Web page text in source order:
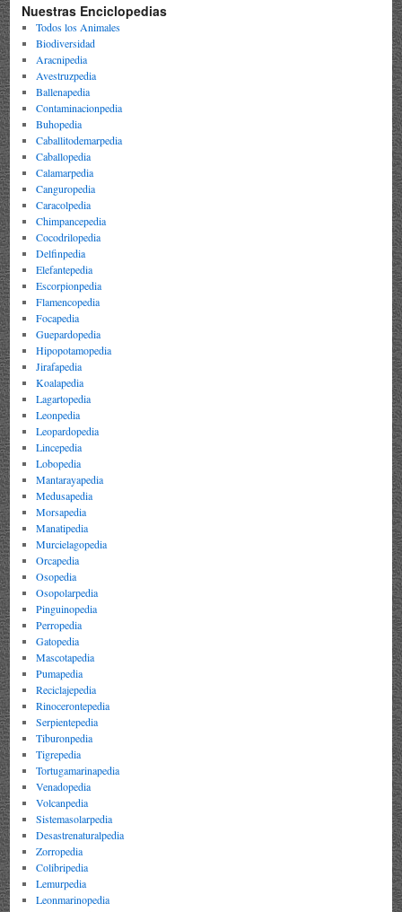
Nuestras Enciclopedias
Todos los Animales
Biodiversidad
Aracnipedia
Avestruzpedia
Ballenapedia
Contaminacionpedia
Buhopedia
Caballitodemarpedia
Caballopedia
Calamarpedia
Canguropedia
Caracolpedia
Chimpancepedia
Cocodrilopedia
Delfinpedia
Elefantepedia
Escorpionpedia
Flamencopedia
Focapedia
Guepardopedia
Hipopotamopedia
Jirafapedia
Koalapedia
Lagartopedia
Leonpedia
Leopardopedia
Lincepedia
Lobopedia
Mantarayapedia
Medusapedia
Morsapedia
Manatipedia
Murcielagopedia
Orcapedia
Osopedia
Osopolarpedia
Pinguinopedia
Perropedia
Gatopedia
Mascotapedia
Pumapedia
Reciclajepedia
Rinocerontepedia
Serpientepedia
Tiburonpedia
Tigrepedia
Tortugamarinapedia
Venadopedia
Volcanpedia
Sistemasolarpedia
Desastrenaturalpedia
Zorropedia
Colibripedia
Lemurpedia
Leonmarinopedia